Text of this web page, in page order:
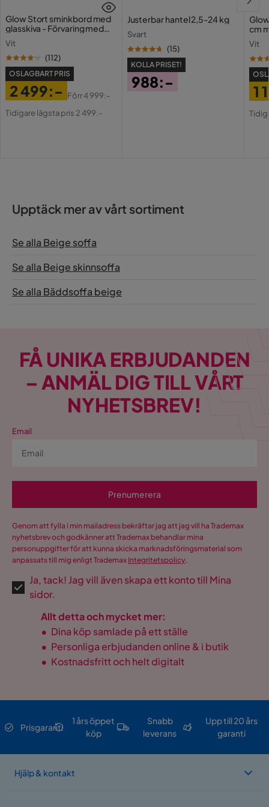
Tvättbar Nej
Utdragbar dagbädd Nej
Klädsel
Färg
Glow Stort sminkbord med
glasskiva - Förvaring med
Vit
(112)
OSLAGBART PRIS
Pris
2 499:-
Original
Förr4 999:-
Tidigare lägsta pris 2 499:-
Justerbar hantel 2,5-24 kg
Svart
(15)
KOLLA PRISET!
988:-
cm
Vit
1
Upptäck mer av vårt sortiment
Se alla Beige soffa
Se alla Beige skinnsoffa
Se alla Bäddsoffa beige
FÅ UNIKA ERBJUDANDEN
– ANMÄL DIG TILL VÅRT
NYHETSBREV!
Email
Prenumerera
Genom att fylla i min mailadress bekräftar jag att jag vill ha Trademax
nyhetsbrev och godkänner att Trademax behandlar mina
personuppgifter för att kunna skicka marknadsföringsmaterial som
anpassats till mig enligt Trademax Integritetspolicy.
Ja, tack! Jag vill även skapa ett konto till Mina
sidor.
Allt detta och mycket mer:
• Dina köp samlade på ett ställe
• Personliga erbjudanden online & i butik
• Kostnadsfritt och helt digitalt
Prisgaranti
1 års öppet
köp
Snabb
leverans
Upp till 20 års
garanti
Hjälp & kontakt